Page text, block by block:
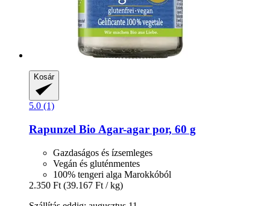
Kosár
5.0 (1)
Rapunzel Bio Agar-​agar por, 60 g
Gazdaságos és ízsemleges
Vegán és gluténmentes
100% tengeri alga Marokkóból
2.350 Ft (39.167 Ft / kg)